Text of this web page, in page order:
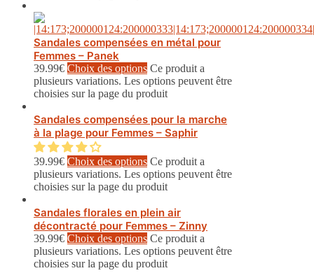
Sandales compensées en métal pour
Femmes – Panek
39.99€ Choix des options Ce produit a
plusieurs variations. Les options peuvent être
choisies sur la page du produit
Sandales compensées pour la marche
à la plage pour Femmes – Saphir
39.99€ Choix des options Ce produit a
plusieurs variations. Les options peuvent être
choisies sur la page du produit
Sandales florales en plein air
décontracté pour Femmes – Zinny
39.99€ Choix des options Ce produit a
plusieurs variations. Les options peuvent être
choisies sur la page du produit